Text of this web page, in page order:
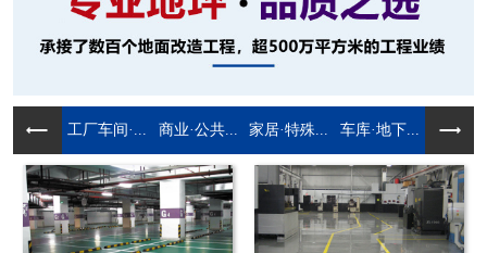
工厂车间·... 商业·公共... 家居·特殊... 车库·地下...